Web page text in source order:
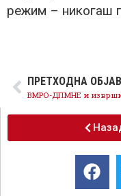
режим – никогаш
ПРЕТХОДНА